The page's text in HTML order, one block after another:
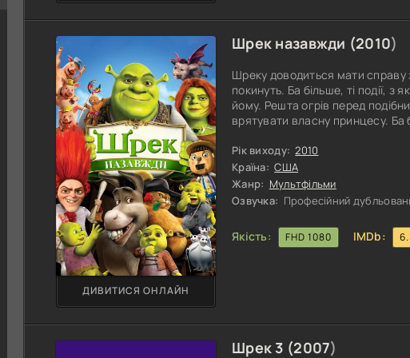
Шрек назавжди (2010)
Шреку доводиться мати справу
покинуть. Ба більше, ті події,
йому. Решта огрів перед
врятувати власну принцесу.
країні короля, який реально
його безпосереднім главою.
Рік виходу: 2010
Країна: США
Жанр: Мультфільми
Озвучка: Професійний
Якість: FHD 1080 IMDb:
ДИВИТИСЯ ОНЛАЙН
Шрек 3 (2007)